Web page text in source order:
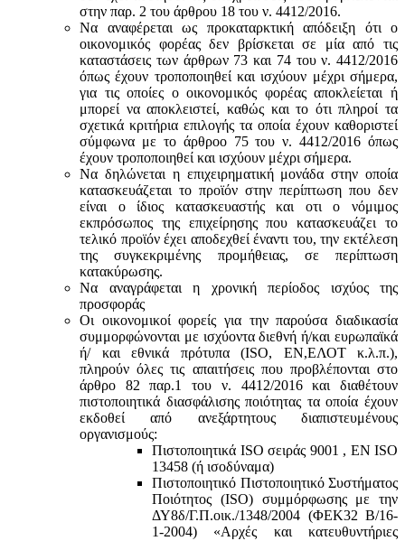
στην παρ. 2 του άρθρου 18 του ν. 4412/2016.
Να αναφέρεται ως προκαταρκτική απόδειξη ότι ο
οικονομικός φορέας δεν βρίσκεται σε μία από τις
καταστάσεις των άρθρων 73 και 74 του ν. 4412/2016
όπως έχουν τροποποιηθεί και ισχύουν μέχρι σήμερα,
για τις οποίες ο οικονομικός φορέας αποκλείεται ή
μπορεί να αποκλειστεί, καθώς και το ότι πληροί τα
σχετικά κριτήρια επιλογής τα οποία έχουν καθοριστεί
σύμφωνα με τo άρθροo 75 του ν. 4412/2016 όπως
έχουν τροποποιηθεί και ισχύουν μέχρι σήμερα.
Να δηλώνεται η επιχειρηματική μονάδα στην οποία
κατασκευάζεται το προϊόν στην περίπτωση που δεν
είναι ο ίδιος κατασκευαστής και oτι ο νόμιμος
εκπρόσωπος της επιχείρησης που κατασκευάζει το
τελικό προϊόν έχει αποδεχθεί έναντι του, την εκτέλεση
της συγκεκριμένης προμήθειας, σε περίπτωση
κατακύρωσης.
Να αναγράφεται η χρονική περίοδος ισχύος της
προσφοράς
Οι οικονομικοί φορείς για την παρούσα διαδικασία
συμμορφώνονται με ισχύοντα διεθνή ή/και ευρωπαϊκά
ή/ και εθνικά πρότυπα (ISO, ΕΝ,ΕΛΟΤ κ.λ.π.),
πληρούν όλες τις απαιτήσεις που προβλέπονται στο
άρθρο 82 παρ.1 του ν. 4412/2016 και διαθέτουν
πιστοποιητικά διασφάλισης ποιότητας τα οποία έχουν
εκδοθεί από ανεξάρτητους διαπιστευμένους
οργανισμούς:
Πιστοποιητικά ISO σειράς 9001 , ΕΝ ISO
13458 (ή ισοδύναμα)
Πιστοποιητικό Πιστοποιητικό Συστήματος
Ποιότητος (ISO) συμμόρφωσης με την
ΔΥ8δ/Γ.Π.οικ./1348/2004 (ΦΕΚ32 Β/16-
1-2004) «Αρχές και κατευθυντήριες